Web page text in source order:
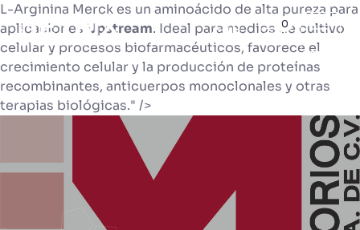
L-Arginina Merck es un aminoácido de alta pureza para
aplicaciones Upstream. Ideal para medios de cultivo
celular y procesos biofarmacéuticos, favorece el
crecimiento celular y la producción de proteínas
recombinantes, anticuerpos monoclonales y otras
terapias biológicas." />
0